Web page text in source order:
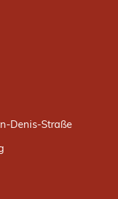
Denis-Straße